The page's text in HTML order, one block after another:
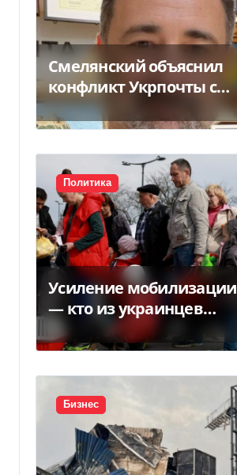
Смелянский объяснил
конфликт Укрпочты с
НБУ из-за платежек
Политика
Усиление мобилизации
— кто из украинцев
потеряет право на
временную защиту в ЕС
Бизнес